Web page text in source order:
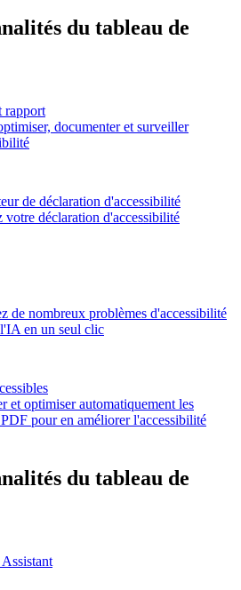
du tableau de
rapport
documenter et surveiller
de déclaration d'accessibilité
votre déclaration d'accessibilité
de nombreux problèmes d'accessibilité
en un seul clic
et optimiser automatiquement les
pour en améliorer l'accessibilité
du tableau de